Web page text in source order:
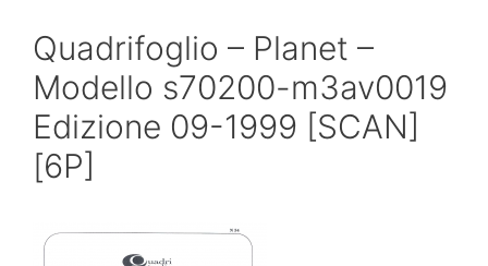
Quadrifoglio – Planet –
Modello s70200-m3av0019
Edizione 09-1999 [SCAN]
[6P]